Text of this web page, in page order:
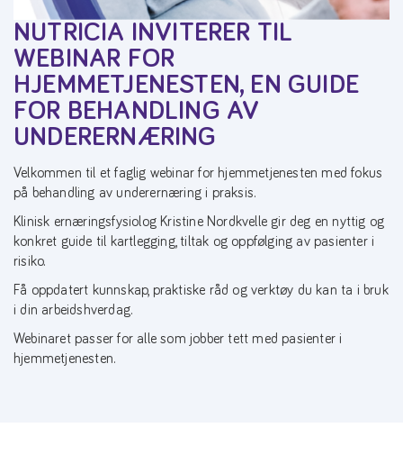
NUTRICIA INVITERER TIL
WEBINAR FOR
HJEMMETJENESTEN, EN GUIDE
FOR BEHANDLING AV
UNDERERNÆRING
Velkommen til et faglig webinar for hjemmetjenesten med fokus
på behandling av underernæring i praksis.
Klinisk ernæringsfysiolog Kristine Nordkvelle gir deg en nyttig og
konkret guide til kartlegging, tiltak og oppfølging av pasienter i
risiko.
Få oppdatert kunnskap, praktiske råd og verktøy du kan ta i bruk
i din arbeidshverdag.
Webinaret passer for alle som jobber tett med pasienter i
hjemmetjenesten.